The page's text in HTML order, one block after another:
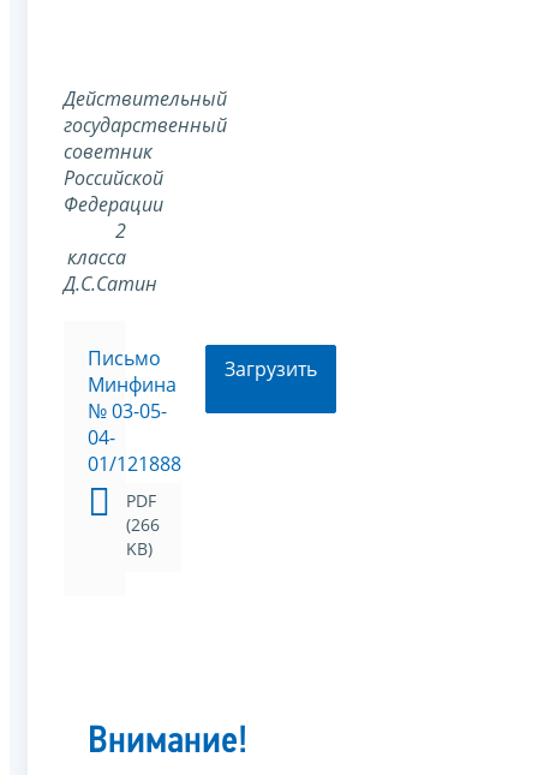
Действительный
государственный
советник
Российской
Федерации
2
класса
Д.С.Сатин
Письмо
Минфина
№ 03-05-
04-
01/121888
PDF
(266
KB)
Загрузить
Внимание!